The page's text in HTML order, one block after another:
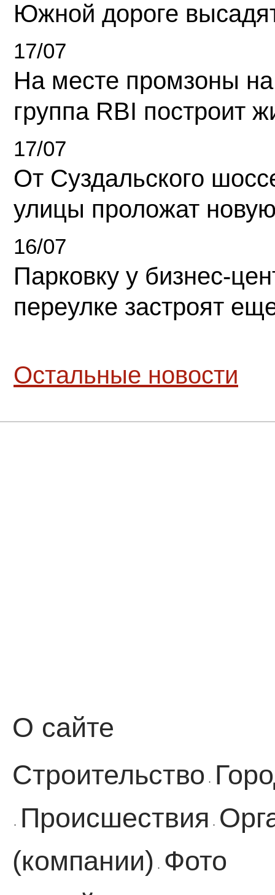
Южной дороге
17/07
На месте промзоны
группа RBI построит
17/07
От Суздальского
улицы проложат
16/07
Парковку у бизнес-
переулке застроят
Остальные новости
О сайте
Строительство ·
· Происшествия ·
(компании)
·
Фото